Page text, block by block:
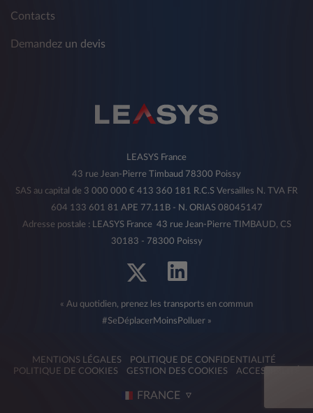
Contacts
Demandez un devis
LEASYS France
43 rue Jean-Pierre Timbaud 78300 Poissy
SAS au capital de 3 000 000 € 413 360 181 R.C.S Versailles N. TVA FR
604 133 601 81 APE 77.11B - N. ORIAS 08045147
Adresse postale : LEASYS France 43 rue Jean-Pierre TIMBAUD, CS
30183 - 78300 Poissy
« Au quotidien, prenez les transports en commun
#SeDéplacerMoinsPolluer »
MENTIONS LÉGALES
POLITIQUE DE CONFIDENTIALITÉ
POLITIQUE DE COOKIES
GESTION DES COOKIES ACCESSIBILITÉ
FRANCE